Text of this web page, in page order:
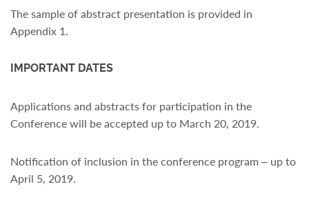
The sample of abstract presentation is provided in
Appendix 1.
IMPORTANT DATES
Applications and abstracts for participation in the
Conference will be accepted up to March 20, 2019.
Notification of inclusion in the conference program – up to
April 5, 2019.